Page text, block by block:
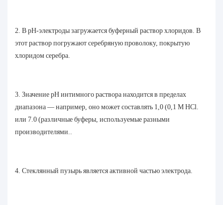
2. В pH-электроды загружается буферный раствор хлоридов. В
этот раствор погружают серебряную проволоку, покрытую
хлоридом серебра.
3. Значение pH интимного раствора находится в пределах
диапазона — например, оно может составлять 1,0 (0,1 М HCl.
или 7.0 (различные буферы, используемые разными
производителями..
4. Стеклянный пузырь является активной частью электрода.